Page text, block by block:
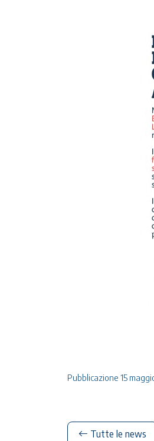
Pubblicazione 15
Tutte le news